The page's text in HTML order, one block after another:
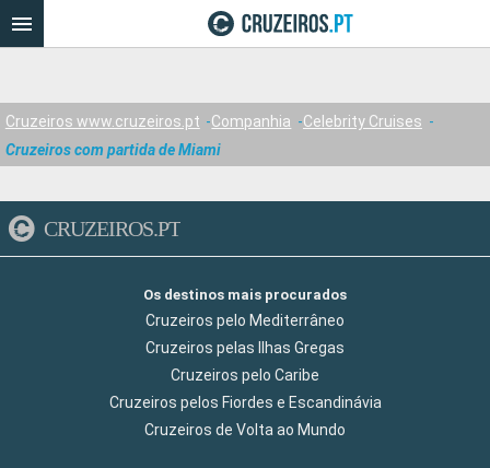
Cruzeiros www.cruzeiros.pt Companhia
Celebrity Cruises
Cruzeiros com partida de Miami
CRUZEIROS.PT
Os destinos mais procurados
Cruzeiros pelo Mediterrâneo
Cruzeiros pelas Ilhas Gregas
Cruzeiros pelo Caribe
Cruzeiros pelos Fiordes e Escandinávia
Cruzeiros de Volta ao Mundo